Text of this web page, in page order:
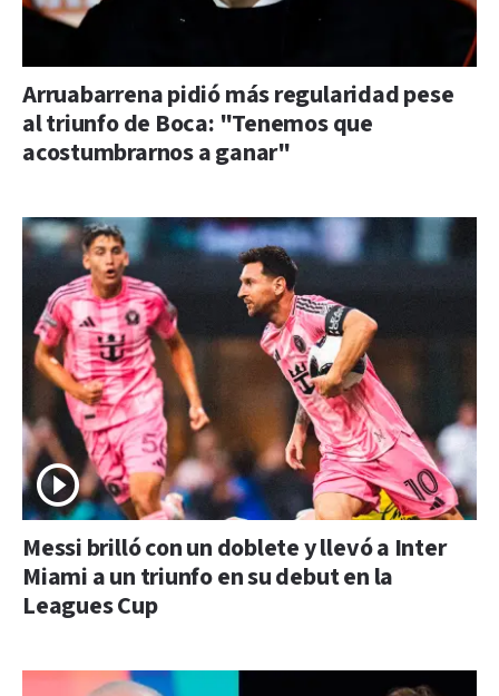
Arruabarrena pidió más regularidad pese
al triunfo de Boca: "Tenemos que
acostumbrarnos a ganar"
Messi brilló con un doblete y llevó a Inter
Miami a un triunfo en su debut en la
Leagues Cup